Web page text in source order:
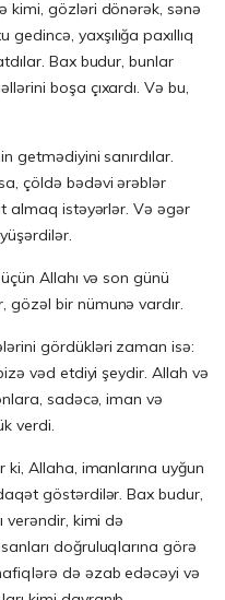
kimi, gözləri dönərək, sənə
yaxşılığa paxıllıq
Bax budur, bunlar
boşa çıxardı. Və bu,
getmədiyini sanırdılar.
çöldə bədəvi ərəblər
almaq istəyərlər. Və əgər
Allahı və son günü
gözəl bir nümunə vardır.
gördükləri zaman isə:
vəd etdiyi şeydir. Allah və
sadəcə, iman və
verdi.
ki, Allaha, imanlarına uyğun
göstərdilər. Bax budur,
verəndir, kimi də
doğruluqlarına görə
də əzab edəcəyi və